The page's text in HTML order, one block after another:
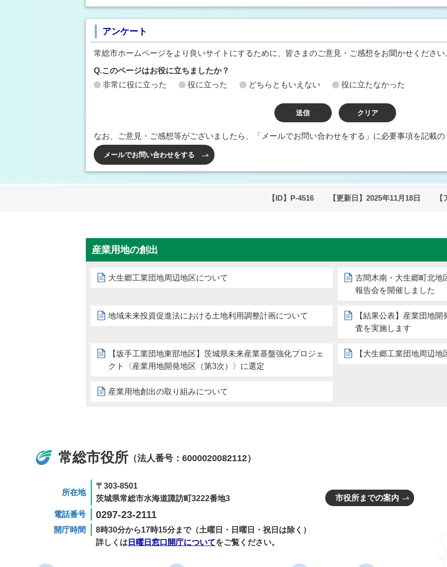
アンケート
常総市ホームページをより良いサイトにするために、皆さまのご意見・ご感想をお聞かせください
Q.このページはお役に立ちましたか？
非常に役に立った
役に立った どちらともいえない 役に立たなかった
なお、ご意見・ご感想等がございましたら、「メールでお問い合わせをする」に必要事項を記載
メールでお問い合わせをする
【ID】 P-4516 【更新日】 2025年11月18日
産業用地の創出
大生郷工業団地周辺地区について
古間木南・大生郷町北地
報告会を開催しました
地域未来投資促進法における土地利用調整計画について
【結果公表】産業団地
査を実施します
【坂手工業団地東部地区】茨城県未来産業基盤強化プロジェ
クト〈産業用地開発地区（第3次）〉に選定
【大生郷工業団地周辺
産業用地創出の取り組みについて
常総市役所 （法人番号：6000020082112）
所在地
〒303-8501
茨城県常総市水海道諏訪町3222番地3
電話番号
0297-23-2111
開庁時間
8時30分から17時15分まで（土曜日・日曜日・祝日は除く）
詳しくは 日曜日窓口開庁についてをご覧ください。
市役所までの案内